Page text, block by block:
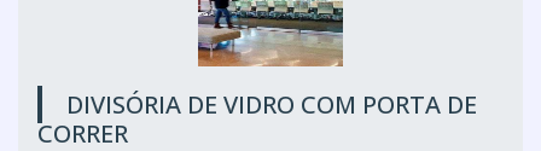
DIVISÓRIA DE VIDRO COM PORTA DE
CORRER